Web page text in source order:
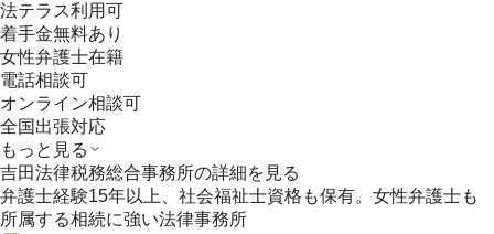
法テラス利用可
着手金無料あり
女性弁護士在籍
電話相談可
オンライン相談可
全国出張対応
もっと見る
吉田法律税務総合事務所の詳細を見る
弁護士経験15年以上、社会福祉士資格も保有。女性弁護士も
所属する相続に強い法律事務所